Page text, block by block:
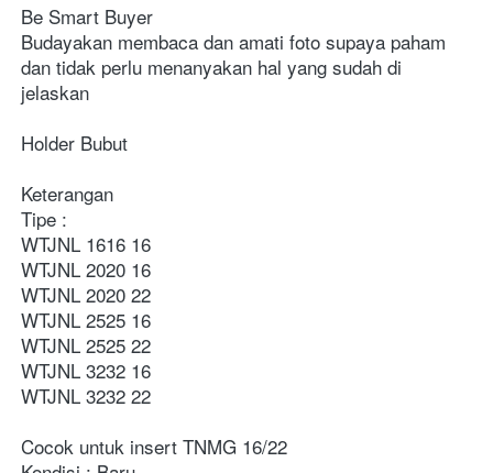
Be Smart Buyer
Budayakan membaca dan amati foto supaya paham
dan tidak perlu menanyakan hal yang sudah di
jelaskan
Holder Bubut
Keterangan
Tipe :
WTJNL 1616 16
WTJNL 2020 16
WTJNL 2020 22
WTJNL 2525 16
WTJNL 2525 22
WTJNL 3232 16
WTJNL 3232 22
Cocok untuk insert TNMG 16/22